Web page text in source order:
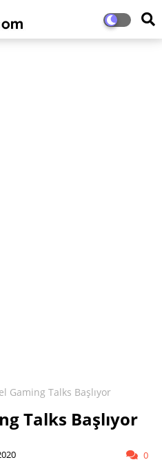
Gaming Talks Başlıyor
Talks Başlıyor
0